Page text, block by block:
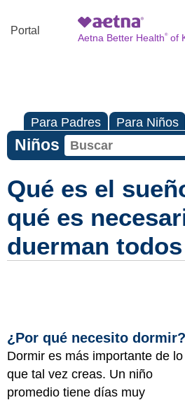
Portal
Aetna Better Health®of
Para Padres Para Niños
Niños
Qué es el
qué es
duerman
¿Por qué necesito dormir?
Dormir es más importante de lo
que tal vez creas. Un niño
promedio tiene días muy